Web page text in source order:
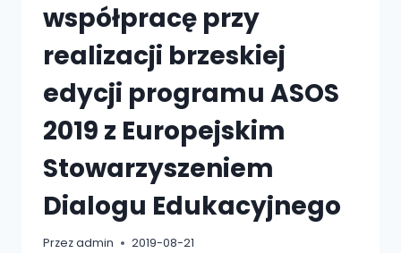
współpracę przy
realizacji brzeskiej
edycji programu ASOS
2019 z Europejskim
Stowarzyszeniem
Dialogu Edukacyjnego
Przezadmin 2019-08-21